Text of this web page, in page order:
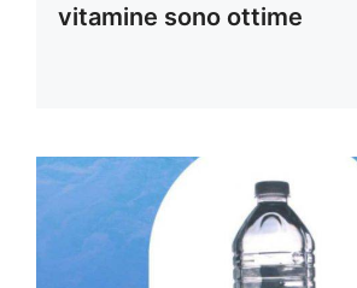
vitamine sono ottime